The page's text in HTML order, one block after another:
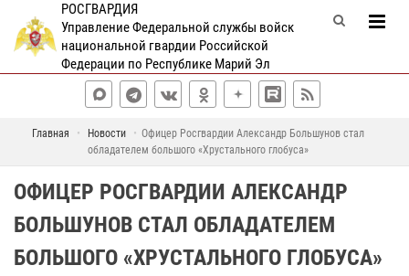
РОСГВАРДИЯ
Управление Федеральной службы войск
национальной гвардии Российской
Федерации по Республике Марий Эл
Главная Новости
Офицер Росгвардии Александр Большунов стал
обладателем большого «Хрустального глобуса»
ОФИЦЕР РОСГВАРДИИ АЛЕКСАНДР
БОЛЬШУНОВ СТАЛ ОБЛАДАТЕЛЕМ
БОЛЬШОГО «ХРУСТАЛЬНОГО ГЛОБУСА»